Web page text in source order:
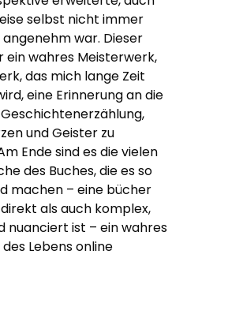
selbst nicht immer
war. Dieser
ein wahres Meisterwerk,
das mich lange Zeit
eine Erinnerung an die
und Geister zu
Ende sind es die vielen
des Buches, die es so
machen – eine bücher
als auch komplex,
nuanciert ist – ein wahres
Lebens online